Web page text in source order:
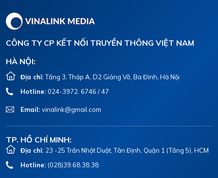
CÔNG TY CP KẾT NỐI TRUYỀN THÔNG VIỆT NAM
HÀ NỘI:
Địa chỉ:Tầng 3, Tháp A, D2 Giảng Võ, Ba Đình, Hà Nội
Hotline: 024-3972. 6746 / 47
Email: vinalink@gmail.com
TP. HỒ CHÍ MINH:
Địa chỉ: 23 -25 Trần Nhật Duật, Tân Định, Quận 1 (Tầng 5), HCM
Hotline: (028)39.68.38.38